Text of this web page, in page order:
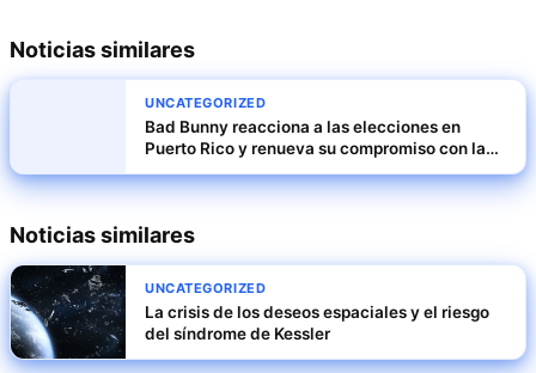
Noticias similares
UNCATEGORIZED
Bad Bunny reacciona a las elecciones en
Puerto Rico y renueva su compromiso con la
isla
Noticias similares
UNCATEGORIZED
La crisis de los deseos espaciales y el riesgo
del síndrome de Kessler